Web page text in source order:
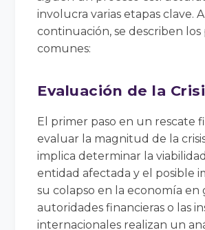
involucra varias etapas clave. A
continuación, se describen los
comunes:
Evaluación de la
El primer paso en un rescate
evaluar la magnitud de la
implica determinar la
entidad afectada y el posible
su colapso en la economía en
autoridades financieras o las
internacionales realizan un